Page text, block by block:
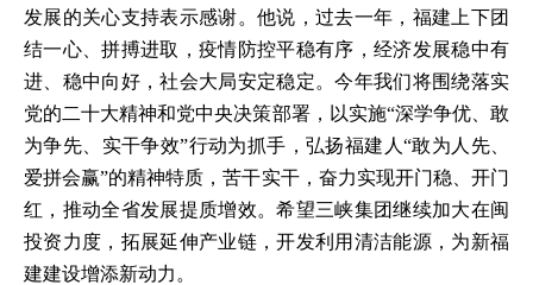
发展的关心支持表示感谢。他说，过去一年，福建上下团
结一心、拼搏进取，疫情防控平稳有序，经济发展稳中有
进、稳中向好，社会大局安定稳定。今年我们将围绕落实
党的二十大精神和党中央决策部署，以实施“深学争优、敢
为争先、实干争效”行动为抓手，弘扬福建人“敢为人先、
爱拼会赢”的精神特质，苦干实干，奋力实现开门稳、开门
红，推动全省发展提质增效。希望三峡集团继续加大在闽
投资力度，拓展延伸产业链，开发利用清洁能源，为新福
建建设增添新动力。